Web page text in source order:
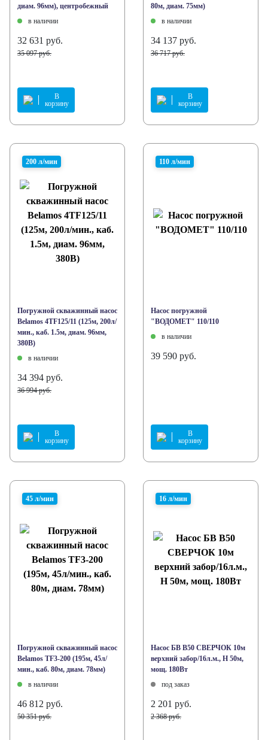
диам. 96мм), центробежный
в наличии
32 631 руб.
35 097 руб.
В
корзину
80м, диам. 75мм)
в наличии
34 137 руб.
36 717 руб.
В
корзину
200 л/мин
Погружной скважинный насос
Belamos 4TF125/11 (125м, 200л/
мин., каб. 1.5м, диам. 96мм,
380В)
в наличии
34 394 руб.
36 994 руб.
В
корзину
110 л/мин
Насос погружной
"ВОДОМЕТ" 110/110
в наличии
39 590 руб.
В
корзину
45 л/мин
Погружной скважинный насос
Belamos TF3-200 (195м, 45л/
мин., каб. 80м, диам. 78мм)
в наличии
46 812 руб.
50 351 руб.
16 л/мин
Насос БВ В50 СВЕРЧОК 10м
верхний забор/16л.м., Н 50м,
мощ. 180Вт
под заказ
2 201 руб.
2 368 руб.